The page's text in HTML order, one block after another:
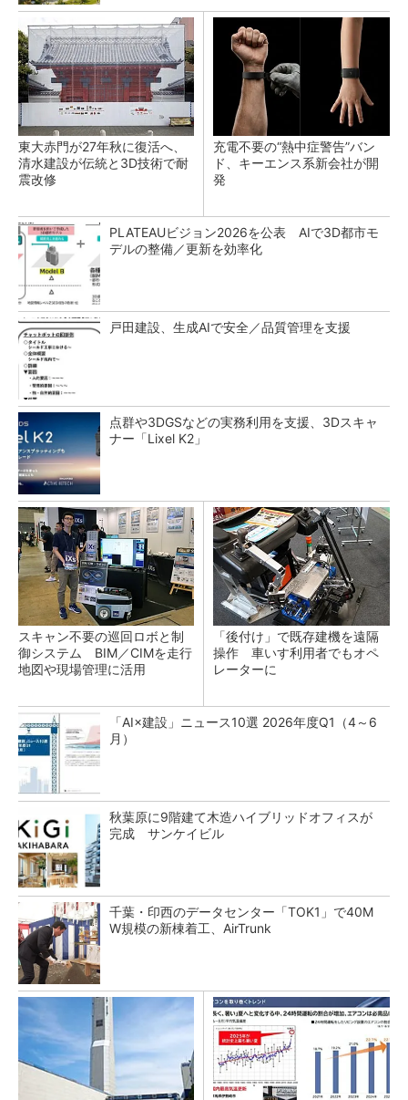
東大赤門が27年秋に復活へ、
清水建設が伝統と3D技術で耐
震改修
充電不要の“熱中症警告”バン
ド、キーエンス系新会社が開
発
PLATEAUビジョン2026を公表 AIで3D都市モ
デルの整備／更新を効率化
戸田建設、生成AIで安全／品質管理を支援
点群や3DGSなどの実務利用を支援、3Dスキャ
ナー「Lixel K2」
スキャン不要の巡回ロボと制
御システム BIM／CIMを走行
地図や現場管理に活用
「後付け」で既存建機を遠隔
操作 車いす利用者でもオペ
レーターに
「AI×建設」ニュース10選 2026年度Q1（4～6
月）
秋葉原に9階建て木造ハイブリッドオフィスが
完成 サンケイビル
千葉・印西のデータセンター「TOK1」で40M
W規模の新棟着工、AirTrunk